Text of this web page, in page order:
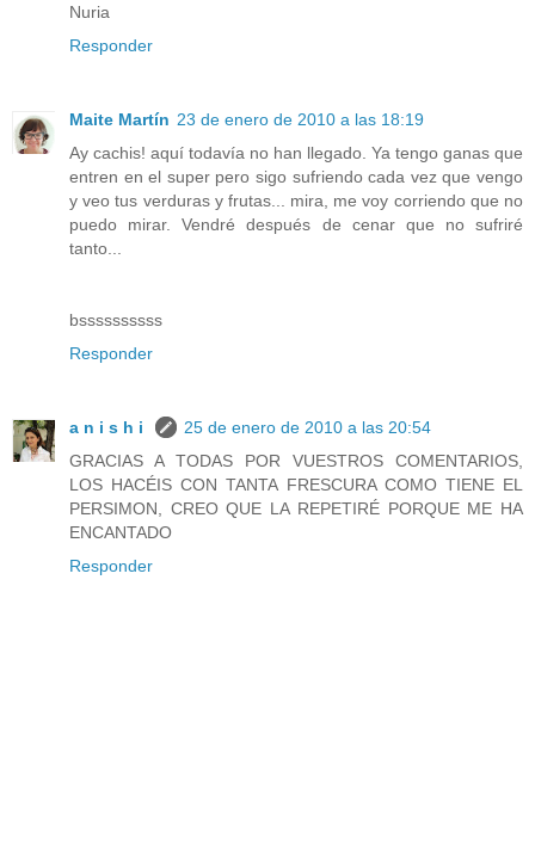
Nuria
Responder
Maite Martín 23 de enero de 2010 a las 18:19
Ay cachis! aquí todavía no han llegado. Ya tengo ganas que
entren en el super pero sigo sufriendo cada vez que vengo
y veo tus verduras y frutas... mira, me voy corriendo que no
puedo mirar. Vendré después de cenar que no sufriré
tanto...
bssssssssss
Responder
a n i s h i
25 de enero de 2010 a las 20:54
GRACIAS A TODAS POR VUESTROS COMENTARIOS,
LOS HACÉIS CON TANTA FRESCURA COMO TIENE EL
PERSIMON, CREO QUE LA REPETIRÉ PORQUE ME HA
ENCANTADO
Responder